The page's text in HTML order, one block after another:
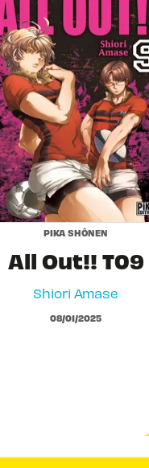
PIKA SHÔNEN
All Out!! T09
Shiori Amase
08/01/2025